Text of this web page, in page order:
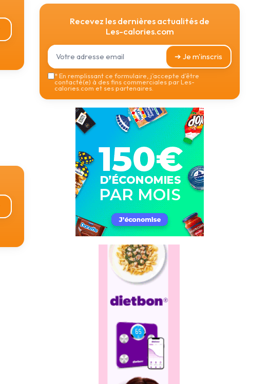
Recevez les dernières actualités de
Les-calories.com
➔ Je m'inscris
*En remplissant ce formulaire, j’accepte d’être
contacté(e) à des fins commerciales par Les-
calories.com et ses partenaires.